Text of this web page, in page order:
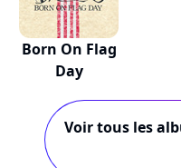
Born On Flag
Day
Voir tous les